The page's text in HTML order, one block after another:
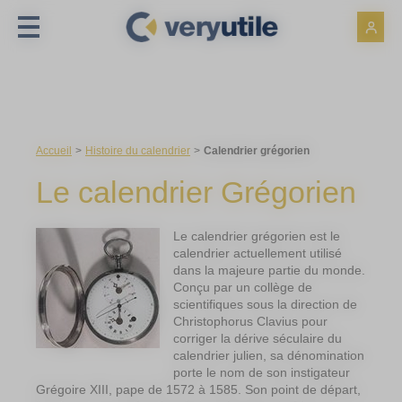
Accueil Histoire du calendrier Calendrier grégorien
Le calendrier Grégorien
Le calendrier grégorien est le
calendrier actuellement utilisé
dans la majeure partie du monde.
Conçu par un collège de
scientifiques sous la direction de
Christophorus Clavius pour
corriger la dérive séculaire du
calendrier julien, sa dénomination
porte le nom de son instigateur
Grégoire XIII, pape de 1572 à 1585. Son point de départ,